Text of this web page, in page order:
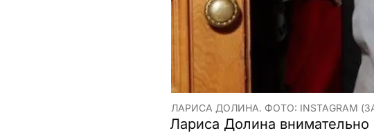
ЛАРИСА ДОЛИНА. ФОТО: INSTAGRAM
Лариса Долина внимательно